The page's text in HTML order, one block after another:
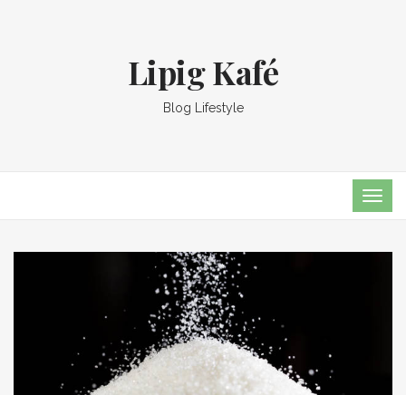
Lipig Kafé
Blog Lifestyle